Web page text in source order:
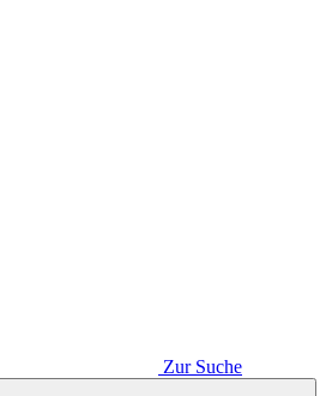
Zur Suche